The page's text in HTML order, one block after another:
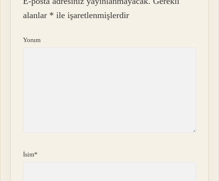
alanlar * ile işaretlenmişlerdir
Yorum
İsim*